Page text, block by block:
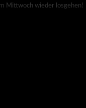
Mittwoch wieder losgehen!